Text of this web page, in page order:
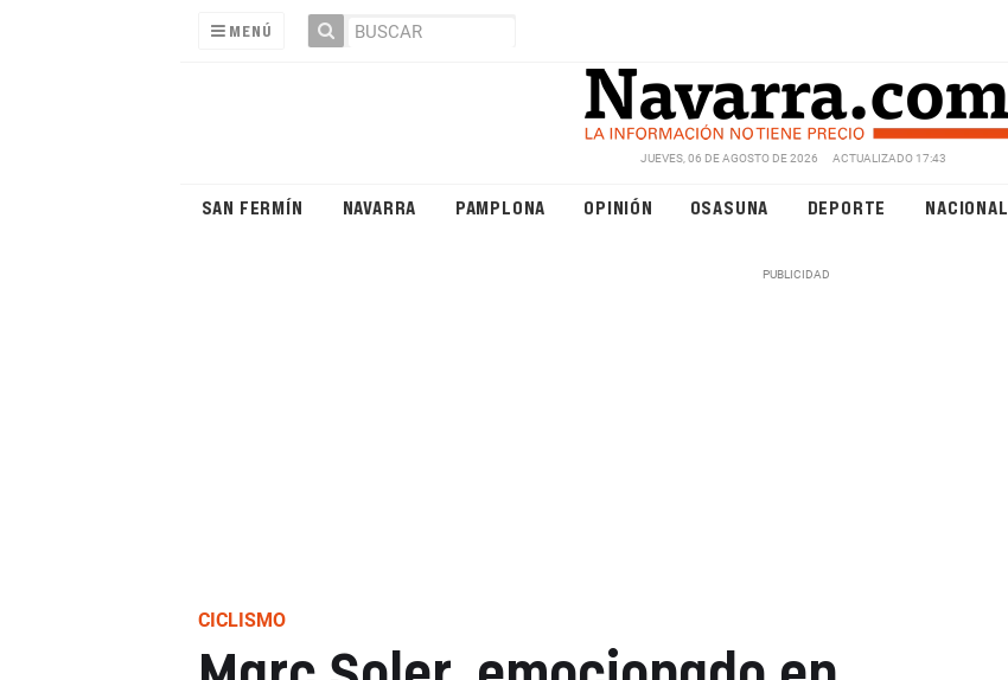
MENÚ
JUEVES, 06 DE AGOSTO DE 2026 ACTUALIZADO 17:43
SAN FERMÍN NAVARRA PAMPLONA OPINIÓN OSASUNA DEPORTE NACIONAL
CICLISMO